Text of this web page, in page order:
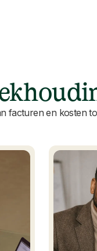
facturen en kosten